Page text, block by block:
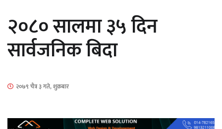
२०८० सालमा ३५ दिन
सार्वजनिक बिदा
२०७९ चैत्र ३ गते, शुक्रबार